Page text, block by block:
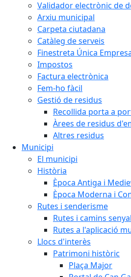
Validador electrònic de
Arxiu municipal
Carpeta ciutadana
Catàleg de serveis
Finestreta Única
Impostos
Factura electrònica
Fem-ho fàcil
Gestió de residus
Recollida porta a
Àrees de residus
Altres residus
Municipi
El municipi
Història
Època Antiga i
Època Moderna i
Rutes i senderisme
Rutes i camins
Rutes a l'aplicació
Llocs d'interès
Patrimoni històric
Plaça Major